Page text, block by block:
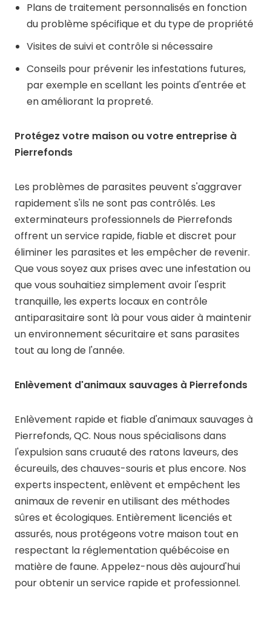
Plans de traitement personnalisés en fonction
du problème spécifique et du type de propriété
Visites de suivi et contrôle si nécessaire
Conseils pour prévenir les infestations futures,
par exemple en scellant les points d'entrée et
en améliorant la propreté.
Protégez votre maison ou votre entreprise à
Pierrefonds
Les problèmes de parasites peuvent s'aggraver
rapidement s'ils ne sont pas contrôlés. Les
exterminateurs professionnels de Pierrefonds
offrent un service rapide, fiable et discret pour
éliminer les parasites et les empêcher de revenir.
Que vous soyez aux prises avec une infestation ou
que vous souhaitiez simplement avoir l'esprit
tranquille, les experts locaux en contrôle
antiparasitaire sont là pour vous aider à maintenir
un environnement sécuritaire et sans parasites
tout au long de l'année.
Enlèvement d'animaux sauvages à Pierrefonds
Enlèvement rapide et fiable d'animaux sauvages à
Pierrefonds, QC. Nous nous spécialisons dans
l'expulsion sans cruauté des ratons laveurs, des
écureuils, des chauves-souris et plus encore. Nos
experts inspectent, enlèvent et empêchent les
animaux de revenir en utilisant des méthodes
sûres et écologiques. Entièrement licenciés et
assurés, nous protégeons votre maison tout en
respectant la réglementation québécoise en
matière de faune. Appelez-nous dès aujourd'hui
pour obtenir un service rapide et professionnel.